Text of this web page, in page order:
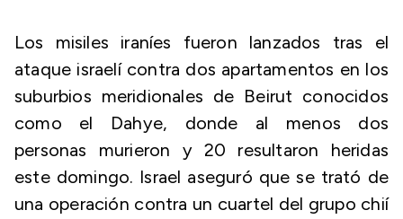
Los misiles iraníes fueron lanzados tras el
ataque israelí contra dos apartamentos en los
suburbios meridionales de Beirut conocidos
como el Dahye, donde al menos dos
personas murieron y 20 resultaron heridas
este domingo. Israel aseguró que se trató de
una operación contra un cuartel del grupo chií